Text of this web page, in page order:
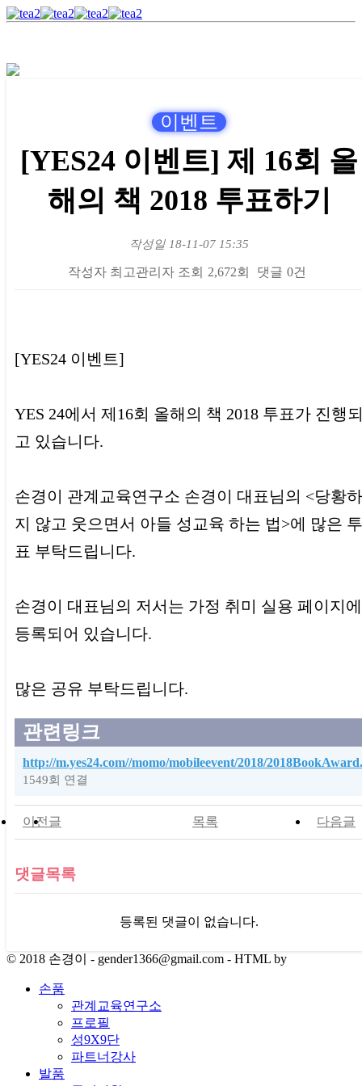
이벤트
[YES24 이벤트] 제 16회 올
해의 책 2018 투표하기
작성일 18-11-07 15:35
작성자 최고관리자 조회 2,672회 댓글 0건
[YES24 이벤트]
YES 24에서 제16회 올해의 책 2018 투표가 진행
고 있습니다.
손경이 관계교육연구소 손경이 대표님의 <당황하
지 않고 웃으면서 아들 성교육 하는 법>에 많은 투
표 부탁드립니다.
손경이 대표님의 저서는 가정 취미 실용 페이지에
등록되어 있습니다.
많은 공유 부탁드립니다.
관련링크
http://m.yes24.com//momo/mobileevent/2018/
1549회 연결
이전글 다음글
목록
댓글목록
등록된 댓글이 없습니다.
© 2018 손경이 - gender1366@gmail.com - HTML by
손품
관계교육연구소
프로필
성9X9단
파트너강사
발품